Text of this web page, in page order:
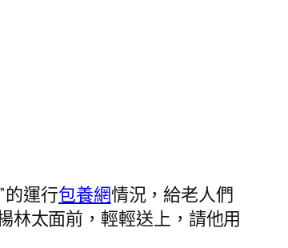
的運行包養網情況，給老人們
林太面前，輕輕送上，請他用